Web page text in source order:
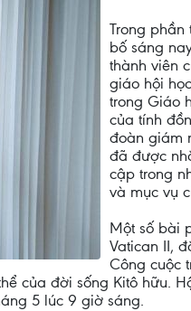
Trong
bố sáng
thành viên
giáo hội
trong Giáo
của tính
đoàn giám
đã được
cập trong
và mục vụ
Một số bài
Vatican II,
Công cuộc
của đời sống Kitô hữu.
5 lúc 9 giờ sáng.